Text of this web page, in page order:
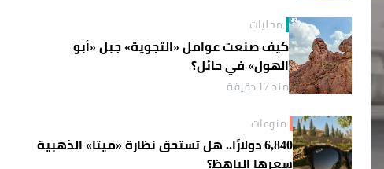
محليات
كيف صنعت عوامل «التجوية» جبل «أبو
الهول» في حائل؟
منذ 17 دقيقة
منوعات
6,840 دولارًا.. هل تستحق نظارة «ميتا» الذهبية
سعرها الباهظ؟